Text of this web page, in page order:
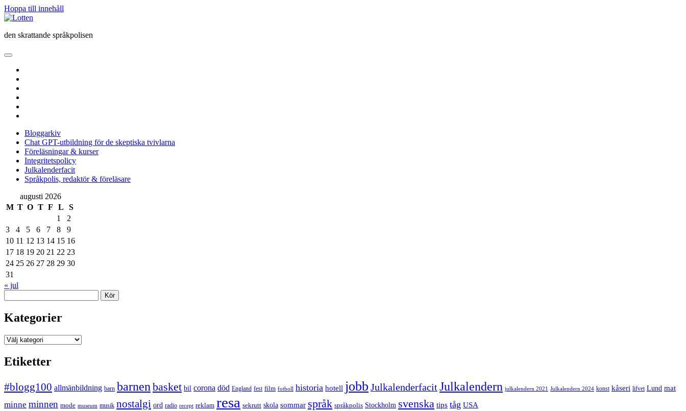
Hoppa till innehåll
Lotten
den skrattande språkpolisen
öppna
meny
Bloggarkiv
Chat GPT-utbildning för de skeptiska tvivlarna
Föreläsningar & kurser
Integritetspolicy
Julkalenderfacit
Språkpolis, redaktör & föreläsare
Sidopanel
augusti 2026
M T O T F L
S
1
2
3
4 5 6 7 8
9
10 11 12 13 14 15 16
17 18 19 20 21 22 23
24 25 26 27 28 29 30
31
« jul
Kategorier
Kategorier
Etiketter
#blogg100 allmänbildning barn barnen basket bil corona död England fest film fotboll historia hotell jobb JulkalenderfacitJulkalendern julkalendern 2021 Julkalendern 2024 konst kåseri lifvet Lund mat
minne minnen mode museum musik nostalgi ord radio recept reklam resa sekrutt skola sommar språk språkpolis Stockholm svenska tips tåg USA